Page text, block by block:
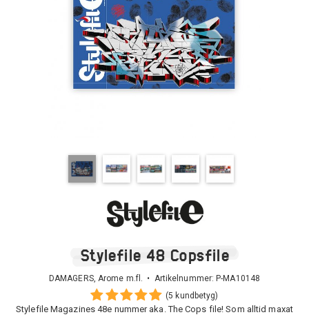
Stylefile 48 Copsfile
DAMAGERS, Arome m.fl. • Artikelnummer: P-MA10148
(5 kundbetyg)
Stylefile Magazines 48e nummer aka. The Cops file! Som alltid maxat